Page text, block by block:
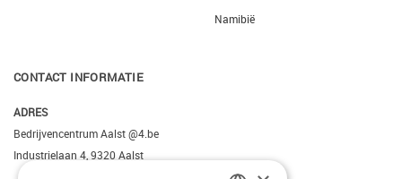
Namibië
CONTACT INFORMATIE
ADRES
Bedrijvencentrum Aalst @4.be
Industrielaan 4, 9320 Aalst